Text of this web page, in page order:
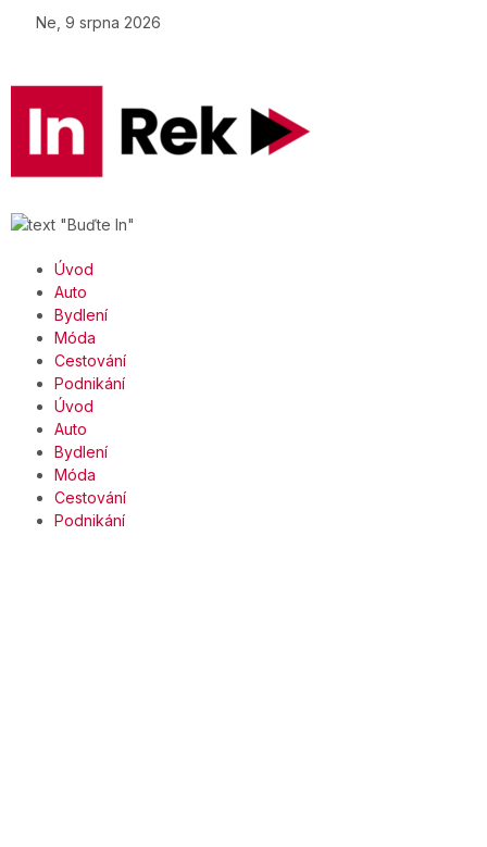
Ne, 9 srpna 2026
Úvod
Auto
Bydlení
Móda
Cestování
Podnikání
Úvod
Auto
Bydlení
Móda
Cestování
Podnikání